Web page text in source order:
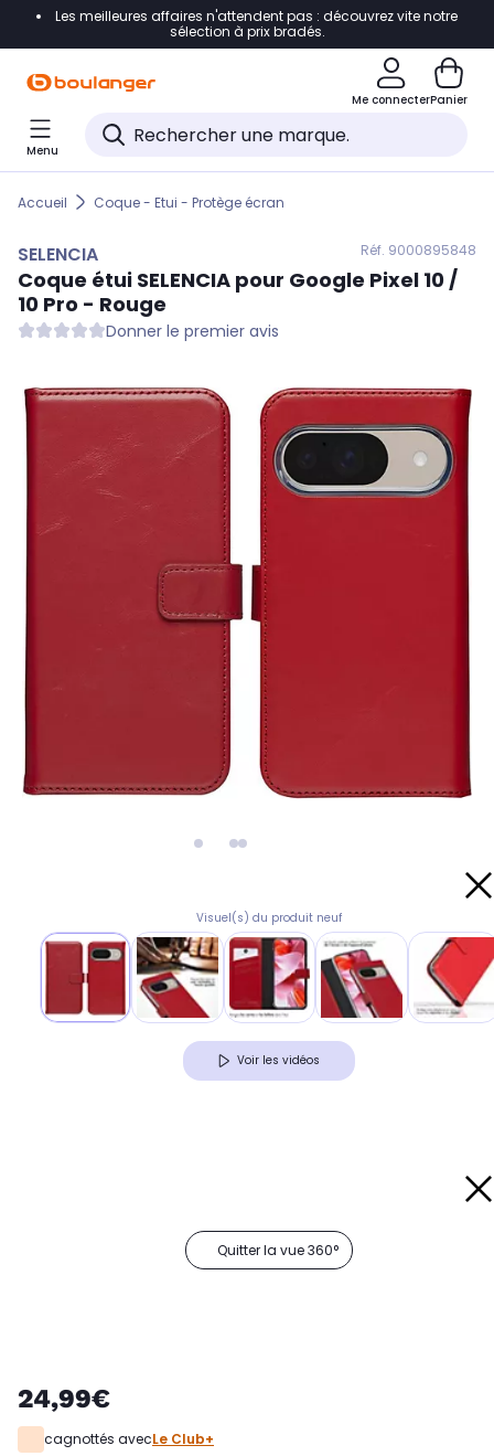
Accéder directement à la navigation
Accéder directement au pied de page
Accéder directement au chatbot
Les meilleures affaires n'attendent pas : découvrez vite notre
sélection à prix bradés.
Me connecterPanier
Menu
Accueil Coque - Etui - Protège écran
SELENCIA Réf. 9000895848
Coque étui SELENCIA pour Google Pixel 10 /
10 Pro - Rouge
Donner le premier avis
Visuel(s) du produit neuf
Voir les vidéos
Quitter la vue 360°
24,99€
cagnottés avecLe Club+